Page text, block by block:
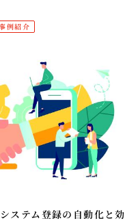
例紹介
ステム登録の自動化と効